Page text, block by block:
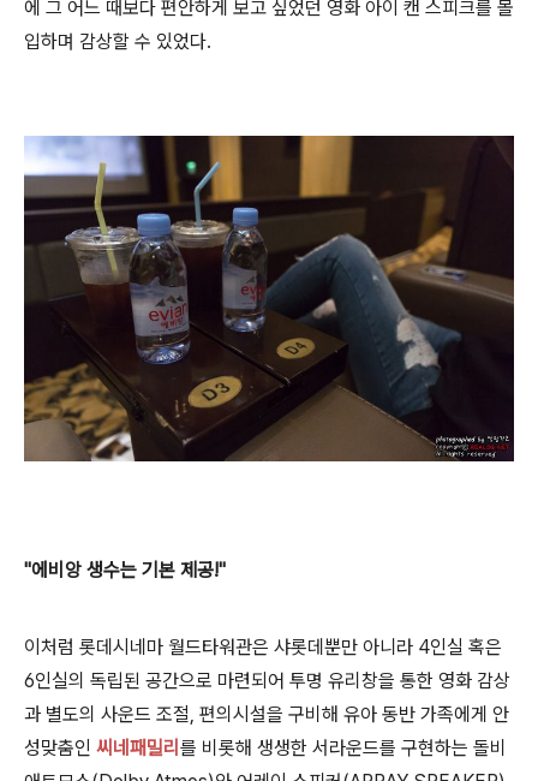
에 그 어느 때보다 편안하게 보고 싶었던 영화 아이 캔 스피크를 몰
입하며 감상할 수 있었다.
"에비앙 생수는 기본 제공!"
이처럼 롯데시네마 월드타워관은 샤롯데뿐만 아니라 4인실 혹은
6인실의 독립된 공간으로 마련되어 투명 유리창을 통한 영화 감상
과 별도의 사운드 조절, 편의시설을 구비해 유아 동반 가족에게 안
성맞춤인 씨네패밀리 를 비롯해 생생한 서라운드를 구현하는 돌비